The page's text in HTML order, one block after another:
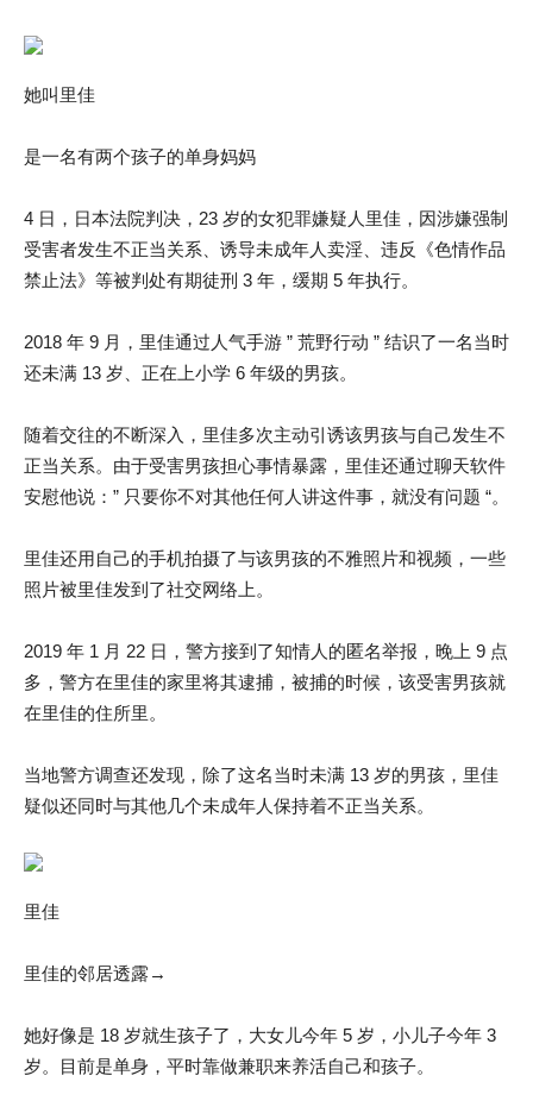
她叫里佳
是一名有两个孩子的单身妈妈
4 日，日本法院判决，23 岁的女犯罪嫌疑人里佳，因涉嫌强制
受害者发生不正当关系、诱导未成年人卖淫、违反《色情作品
禁止法》等被判处有期徒刑 3 年，缓期 5 年执行。
2018 年 9 月，里佳通过人气手游 ” 荒野行动 ” 结识了一名当时
还未满 13 岁、正在上小学 6 年级的男孩。
随着交往的不断深入，里佳多次主动引诱该男孩与自己发生不
正当关系。由于受害男孩担心事情暴露，里佳还通过聊天软件
安慰他说：” 只要你不对其他任何人讲这件事，就没有问题 “。
里佳还用自己的手机拍摄了与该男孩的不雅照片和视频，一些
照片被里佳发到了社交网络上。
2019 年 1 月 22 日，警方接到了知情人的匿名举报，晚上 9 点
多，警方在里佳的家里将其逮捕，被捕的时候，该受害男孩就
在里佳的住所里。
当地警方调查还发现，除了这名当时未满 13 岁的男孩，里佳
疑似还同时与其他几个未成年人保持着不正当关系。
里佳
里佳的邻居透露→
她好像是 18 岁就生孩子了，大女儿今年 5 岁，小儿子今年 3
岁。目前是单身，平时靠做兼职来养活自己和孩子。